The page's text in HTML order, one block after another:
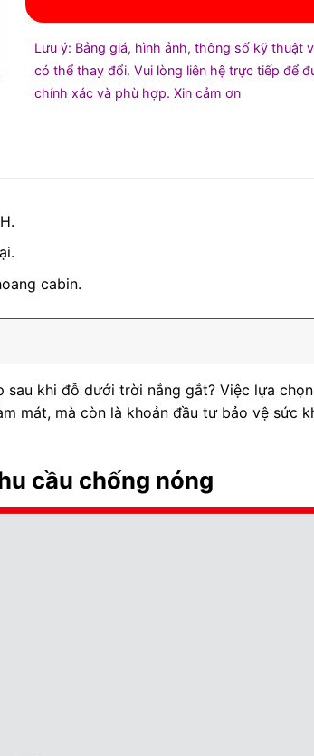
Lưu ý: Bảng giá, hình ảnh, thông số kỹ thuật
có thể thay đổi. Vui lòng liên hệ trực tiếp để
chính xác và phù hợp. Xin cảm ơn
cabin.
sau khi đỗ dưới trời nắng gắt? Việc lựa
mát, mà còn là khoản đầu tư bảo vệ sức
cầu chống nóng